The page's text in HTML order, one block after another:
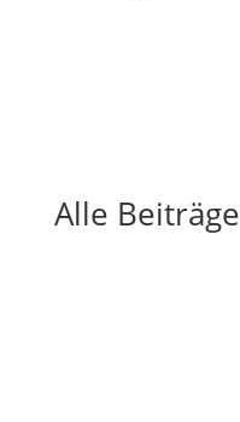
Alle Beiträge